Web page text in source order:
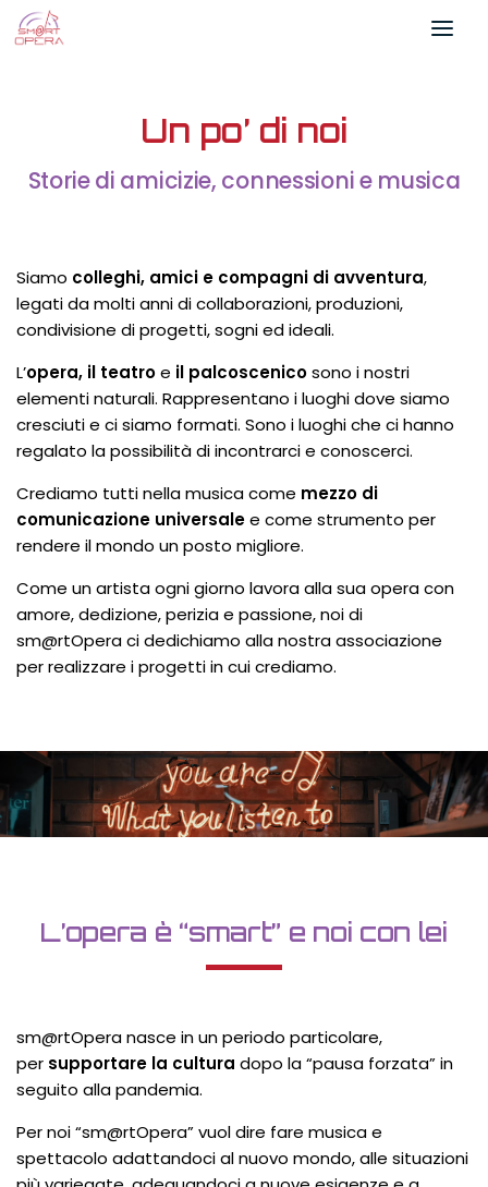
Salta al contenuto
Un po’ di noi
Storie di amicizie, connessioni e musica
Siamo colleghi, amici e compagni di avventura,
legati da molti anni di collaborazioni, produzioni,
condivisione di progetti, sogni ed ideali.
L’opera, il teatroe il palcoscenicosono i nostri
elementi naturali. Rappresentano i luoghi dove siamo
cresciuti e ci siamo formati. Sono i luoghi che ci hanno
regalato la possibilità di incontrarci e conoscerci.
Crediamo tutti nella musica come mezzo di
comunicazione universalee come strumento per
rendere il mondo un posto migliore.
Come un artista ogni giorno lavora alla sua opera con
amore, dedizione, perizia e passione, noi di
sm@rtOpera ci dedichiamo alla nostra associazione
per realizzare i progetti in cui crediamo.
L’opera è “smart” e noi con lei
sm@rtOpera nasce in un periodo particolare,
per supportare la cultura dopo la “pausa forzata” in
seguito alla pandemia.
Per noi “sm@rtOpera” vuol dire fare musica e
spettacolo adattandoci al nuovo mondo, alle situazioni